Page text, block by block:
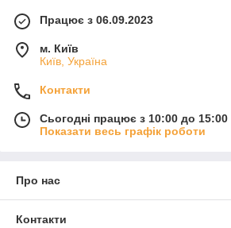
Працює з 06.09.2023
м. Київ
Київ, Україна
Контакти
Сьогодні працює з 10:00 до 15:00
Показати весь графік роботи
Про нас
Контакти